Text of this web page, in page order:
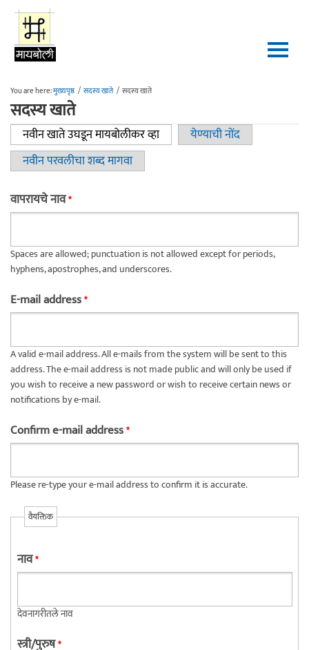
Skip to main content
You are here:मुख्यपृष्ठ / सदस्य खाते / सदस्य खाते
सदस्य खाते
Primary tabs
नवीन खाते उघडून मायबोलीकर व्हा(active tab)येण्याची नोंद
नवीन परवलीचा शब्द मागवा
वापरायचे नाव*
Spaces are allowed; punctuation is not allowed except for periods,
hyphens, apostrophes, and underscores.
E-mail address*
A valid e-mail address. All e-mails from the system will be sent to this
address. The e-mail address is not made public and will only be used if
you wish to receive a new password or wish to receive certain news or
notifications by e-mail.
Confirm e-mail address*
Please re-type your e-mail address to confirm it is accurate.
वैयक्तिक
नाव*
देवनागरीतले नाव
स्त्री/पुरुष*